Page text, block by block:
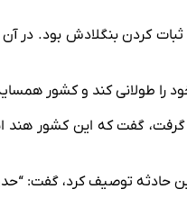
کردن بنگلادش بود. در آن
گفت که این کشور